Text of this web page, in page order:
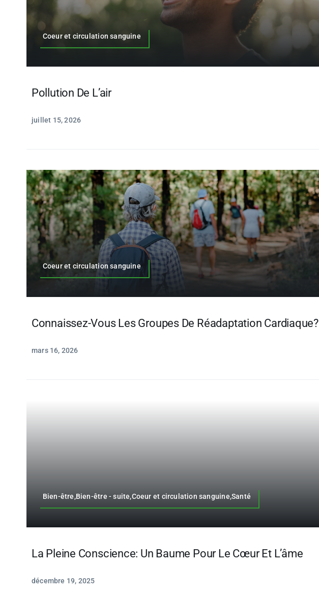
Coeur et circulation sanguine
Pollution De L’air
juillet 15, 2026
Coeur et circulation sanguine
Connaissez-Vous Les Groupes De Réadaptation Cardiaque?
mars 16, 2026
Bien-être,Bien-être - suite,Coeur et circulation sanguine,Santé
La Pleine Conscience: Un Baume Pour Le Cœur Et L’âme
décembre 19, 2025